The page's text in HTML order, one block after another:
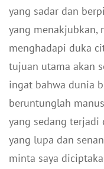
yang sadar dan
yang menakjubkan,
menghadapi duka
tujuan utama akan
ingat bahwa dunia
beruntunglah
yang sedang terjadi
yang lupa dan
minta saya